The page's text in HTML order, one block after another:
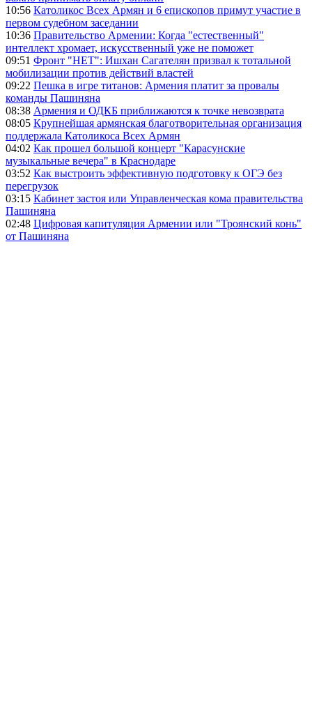
10:56 Католикос Всех Армян и 6 епископов примут участие в
первом судебном заседании
10:36 Правительство Армении: Когда "естественный"
интеллект хромает, искусственный уже не поможет
09:51 Фронт "НЕТ": Ишхан Сагателян призвал к тотальной
мобилизации против действий властей
09:22 Пешка в игре титанов: Армения платит за провалы
команды Пашиняна
08:38 Армения и ОДКБ приближаются к точке невозврата
08:05 Крупнейшая армянская благотворительная организация
поддержала Католикоса Всех Армян
04:02 Как прошел большой концерт "Карасунские
музыкальные вечера" в Краснодаре
03:52 Как выстроить эффективную подготовку к ОГЭ без
перегрузок
03:15 Кабинет застоя или Управленческая кома правительства
Пашиняна
02:48 Цифровая капитуляция Армении или "Троянский конь"
от Пашиняна